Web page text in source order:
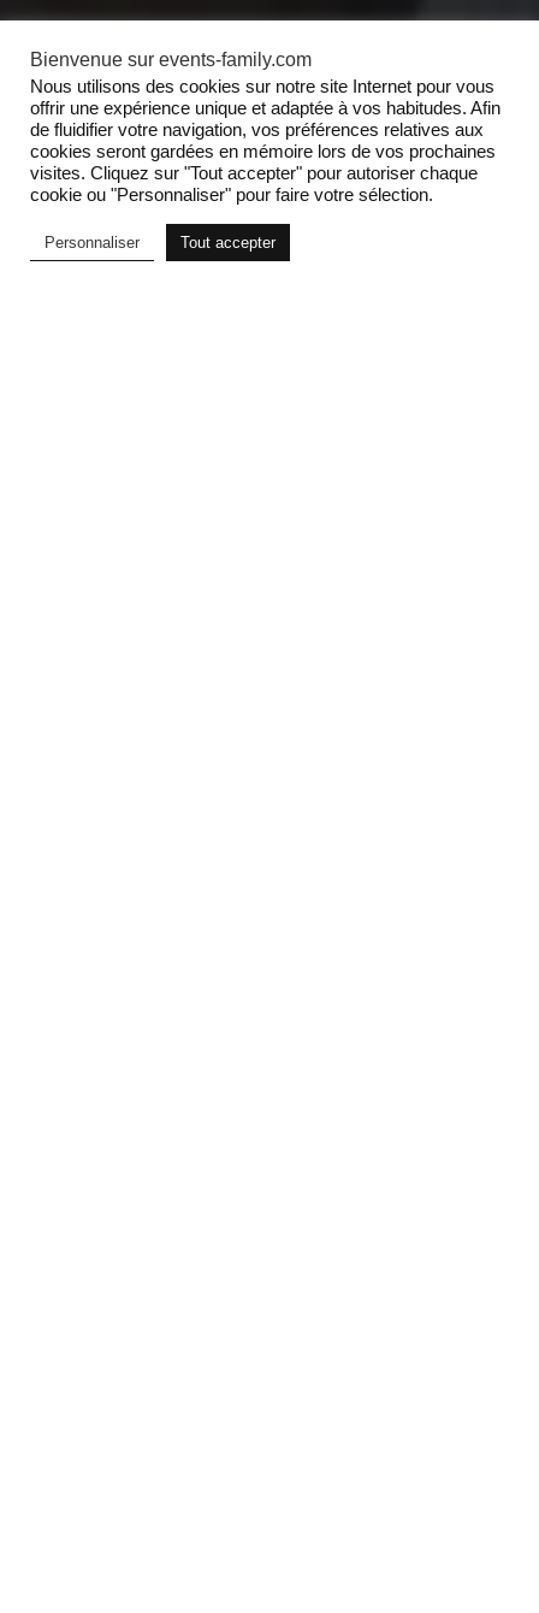
Bienvenue sur events-family.com
Nous utilisons des cookies sur notre site Internet pour vous
offrir une expérience unique et adaptée à vos habitudes. Afin
de fluidifier votre navigation, vos préférences relatives aux
cookies seront gardées en mémoire lors de vos prochaines
visites. Cliquez sur "Tout accepter" pour autoriser chaque
cookie ou "Personnaliser" pour faire votre sélection.
Personnaliser Tout accepter